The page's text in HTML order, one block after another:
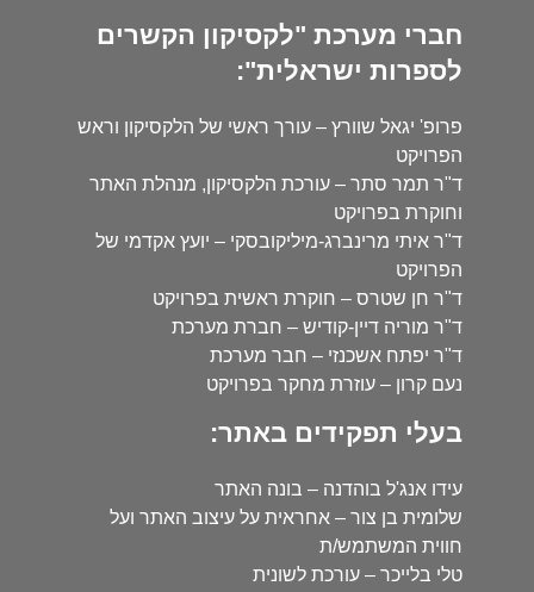
חברי מערכת "לקסיקון הקשרים
לספרות ישראלית":
פרופ' יגאל שוורץ – עורך ראשי של הלקסיקון וראש
הפרויקט
ד"ר תמר סתר – עורכת הלקסיקון, מנהלת האתר
וחוקרת בפרויקט
ד"ר איתי מרינברג-מיליקובסקי – יועץ אקדמי של
הפרויקט
ד"ר חן שטרס – חוקרת ראשית בפרויקט
ד"ר מוריה דיין-קודיש – חברת מערכת
ד"ר יפתח אשכנזי – חבר מערכת
נעם קרון – עוזרת מחקר בפרויקט
בעלי תפקידים באתר:
עידו אנג'ל בוהדנה – בונה האתר
שלומית בן צור – אחראית על עיצוב האתר ועל
חווית המשתמש/ת
טלי בלייכר – עורכת לשונית